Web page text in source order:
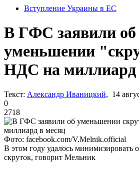
Вступление Украины в ЕС
В ГФС заявили об
уменьшении
НДС на миллиард
Текст: Александр Иваницкий, 14
0
2718
Фото: facebook.com/V.Melnik.official
В этом году удалось минимизировать
скруток, говорит Мельник